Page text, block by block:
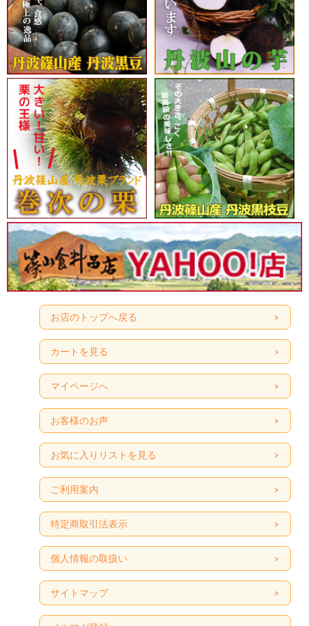
お店のトップへ戻る
カートを見る
マイページへ
お客様のお声
お気に入りリストを見る
ご利用案内
特定商取引法表示
個人情報の取扱い
サイトマップ